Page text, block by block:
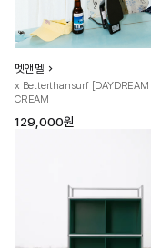
멧앤멜
x Betterthansurf [DAYDREAM
CREAM
129,000원